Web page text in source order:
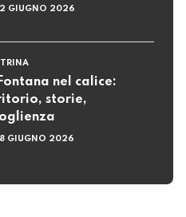
GIUGNO 2026
nel calice:
storie,
GIUGNO 2026